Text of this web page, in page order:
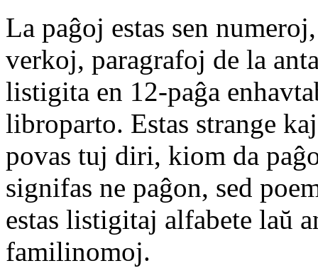
La paĝoj estas sen
verkoj, paragrafoj de la
listigita en 12-paĝa
libroparto. Estas strange
povas tuj diri, kiom da
signifas ne paĝon, sed
estas listigitaj alfabete laŭ
familinomoj.